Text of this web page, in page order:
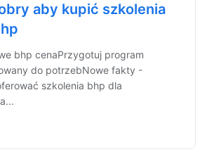
aby kupić szkolenia
bhp cenaPrzygotuj program
do potrzebNowe fakty -
szkolenia bhp dla